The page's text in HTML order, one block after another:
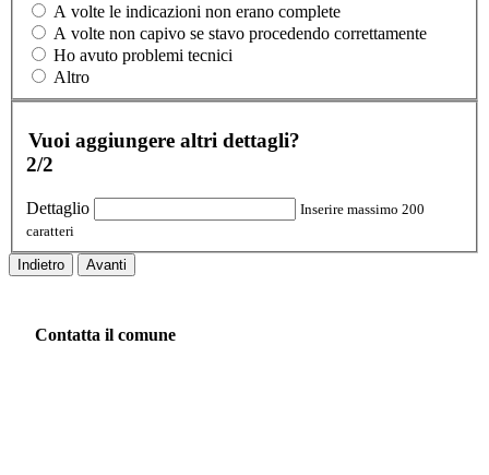
A volte le indicazioni non erano complete
A volte non capivo se stavo procedendo correttamente
Ho avuto problemi tecnici
Altro
Vuoi aggiungere altri dettagli?
2/2
Dettaglio
Inserire massimo 200
caratteri
Indietro Avanti
Contatta il comune